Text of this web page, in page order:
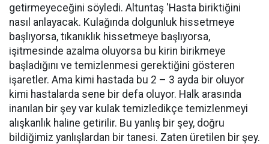
getirmeyeceğini söyledi. Altuntaş 'Hasta biriktiğini
nasıl anlayacak. Kulağında dolgunluk hissetmeye
başlıyorsa, tıkanıklık hissetmeye başlıyorsa,
işitmesinde azalma oluyorsa bu kirin birikmeye
başladığını ve temizlenmesi gerektiğini gösteren
işaretler. Ama kimi hastada bu 2 – 3 ayda bir oluyor
kimi hastalarda sene bir defa oluyor. Halk arasında
inanılan bir şey var kulak temizledikçe temizlenmeyi
alışkanlık haline getirilir. Bu yanlış bir şey, doğru
bildiğimiz yanlışlardan bir tanesi. Zaten üretilen bir şey.